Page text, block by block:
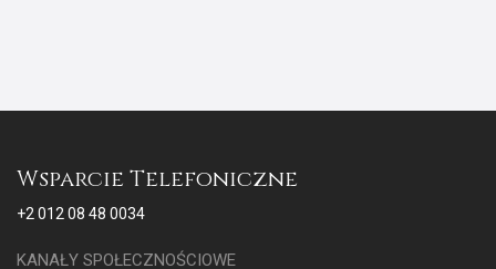
Wsparcie Telefoniczne
+2 012 08 48 0034
KANAŁY SPOŁECZNOŚCIOWE